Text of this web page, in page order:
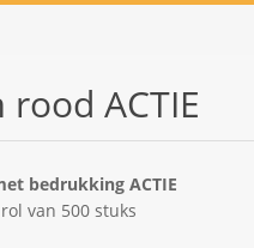
ACTIE
bedrukking ACTIE
van 500 stuks